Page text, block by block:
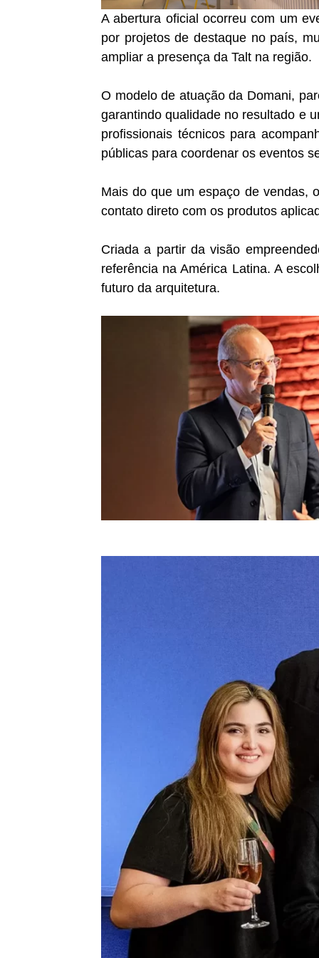
A abertura oficial ocorreu com um
por projetos de destaque no país,
ampliar a presença da Talt na região.
O modelo de atuação da Domani,
garantindo qualidade no resultado e
profissionais técnicos para
públicas para coordenar os eventos
Mais do que um espaço de vendas,
contato direto com os produtos
Criada a partir da visão
referência na América Latina. A
futuro da arquitetura.